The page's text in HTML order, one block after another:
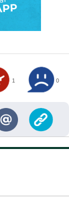
1 0